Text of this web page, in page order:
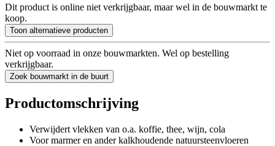
Dit product is online niet verkrijgbaar, maar wel in de bouwmarkt te
koop.
Toon alternatieve producten
Niet op voorraad in onze bouwmarkten. Wel op bestelling
verkrijgbaar.
Zoek bouwmarkt in de buurt
Productomschrijving
Verwijdert vlekken van o.a. koffie, thee, wijn, cola
Voor marmer en ander kalkhoudende natuursteenvloeren